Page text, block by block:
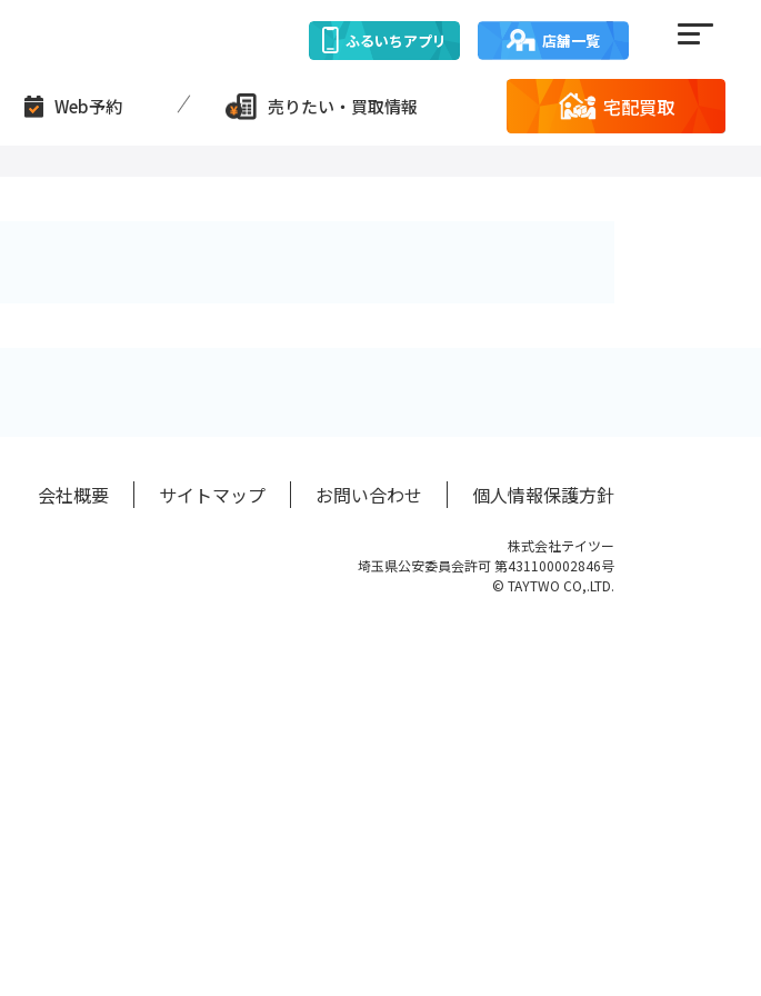
ふるいちアプリ 店舗一覧
Web予約 売りたい・買取情報 宅配買取
会社概要 サイトマップ お問い合わせ 個人情報保護方針
株式会社テイツー
埼玉県公安委員会許可 第431100002846号
© TAYTWO CO,.LTD.